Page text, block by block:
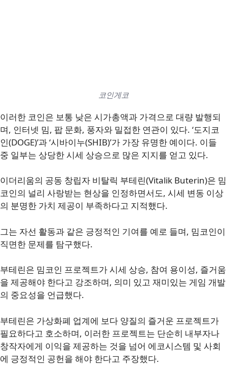
코인게코
이러한 코인은 보통 낮은 시가총액과 가격으로 대량 발행되
며, 인터넷 밈, 팝 문화, 풍자와 밀접한 연관이 있다. ‘도지코
인(DOGE)’과 ‘시바이누(SHIB)’가 가장 유명한 예이다. 이들
중 일부는 상당한 시세 상승으로 많은 지지를 얻고 있다.
이더리움의 공동 창립자 비탈릭 부테린(Vitalik Buterin)은 밈
코인의 널리 사랑받는 현상을 인정하면서도, 시세 변동 이상
의 분명한 가치 제공이 부족하다고 지적했다.
그는 자선 활동과 같은 긍정적인 기여를 예로 들며, 밈코인이
직면한 문제를 탐구했다.
부테린은 밈코인 프로젝트가 시세 상승, 참여 용이성, 즐거움
을 제공해야 한다고 강조하며, 의미 있고 재미있는 게임 개발
의 중요성을 언급했다.
부테린은 가상화폐 업계에 보다 양질의 즐거운 프로젝트가
필요하다고 호소하며, 이러한 프로젝트는 단순히 내부자나
창작자에게 이익을 제공하는 것을 넘어 에코시스템 및 사회
에 긍정적인 공헌을 해야 한다고 주장했다.